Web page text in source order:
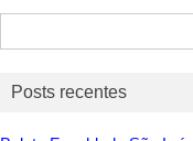
por:
Posts recentes